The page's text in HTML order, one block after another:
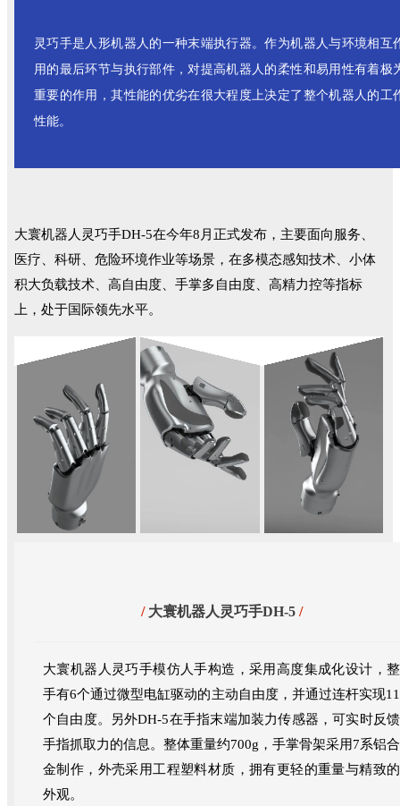
灵巧手是人形机器人的一种末端执行器。作为机器人与环境相互
用的最后环节与执行部件，对提高机器人的柔性和易用性有着极
重要的作用，其性能的优劣在很大程度上决定了整个机器人的工
性能。
大寰机器人灵巧手DH-5在今年8月正式发布，主要面向服务、
医疗、科研、危险环境作业等场景，在多模态感知技术、小体
积大负载技术、高自由度、手掌多自由度、高精力控等指标
上，处于国际领先水平。
/ 大寰机器人灵巧手DH-5 /
大寰机器人灵巧手模仿人手构造，采用高度集成化设计，整
手有6个通过微型电缸驱动的主动自由度，并通过连杆实现11
个自由度。另外DH-5在手指末端加装力传感器，可实时反馈
手指抓取力的信息。整体重量约700g，手掌骨架采用7系铝合
金制作，外壳采用工程塑料材质，拥有更轻的重量与精致的
外观。